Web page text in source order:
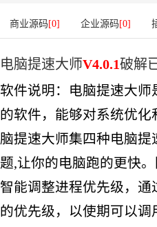
商业源码[0] 企业源码[0]
电脑提速大师V4.0.1破解
软件说明：电脑提速大
的软件，能够对系统优
脑提速大师集四种电脑
题,让你的电脑跑的更快
智能调整进程优先级，
的优先级，以使期可以